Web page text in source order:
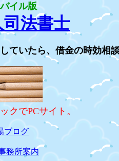
イル版
司法書士
ていたら、借金の時効相
クでPCサイト。
ブログ
務所案内